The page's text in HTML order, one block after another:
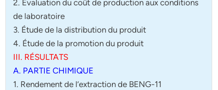
2. Évaluation du coût de production aux conditions
de laboratoire
3. Étude de la distribution du produit
4. Étude de la promotion du produit
III. RÉSULTATS
A. PARTIE CHIMIQUE
1. Rendement de l’extraction de BENG-11